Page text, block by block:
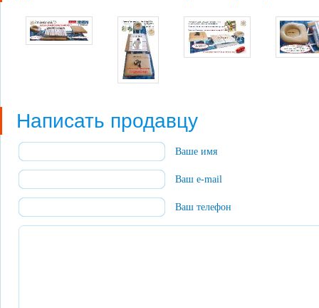
Написать продавцу
Ваше имя
Ваш e-mail
Ваш телефон